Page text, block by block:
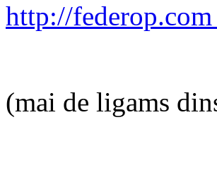
http://federop.com
(mai de ligams